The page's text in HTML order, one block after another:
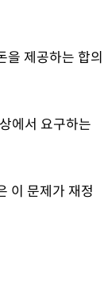
을 제공하는 합의
에서 요구하는
이 문제가 재정